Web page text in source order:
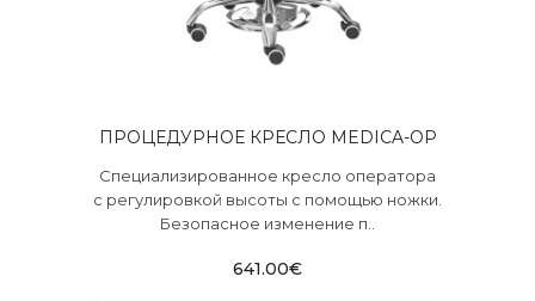
ПРОЦЕДУРНОЕ КРЕСЛО MEDICA-OP
Специализированное кресло оператора
с регулировкой высоты с помощью ножки.
Безопасное изменение п..
641.00€